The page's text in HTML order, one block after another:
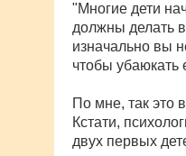
"Многие дети
должны делать
изначально вы
чтобы убаюкать
По мне, так это
Кстати,
двух первых